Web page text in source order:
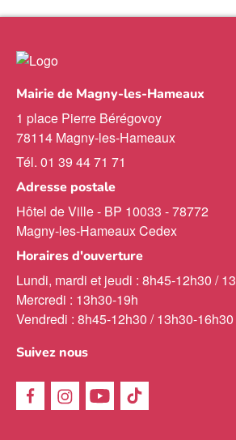
Mairie de Magny-les-Hameaux
1 place Pierre Bérégovoy
78114 Magny-les-Hameaux
Tél. 01 39 44 71 71
Adresse postale
Hôtel de Ville - BP 10033 - 78772
Magny-les-Hameaux Cedex
Horaires d'ouverture
Lundi, mardi et jeudi : 8h45-12h30 /
Mercredi : 13h30-19h
Vendredi : 8h45-12h30 / 13h30-16h30
Suivez nous